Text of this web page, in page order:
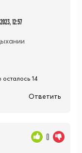
12:57
14
Ответить
0